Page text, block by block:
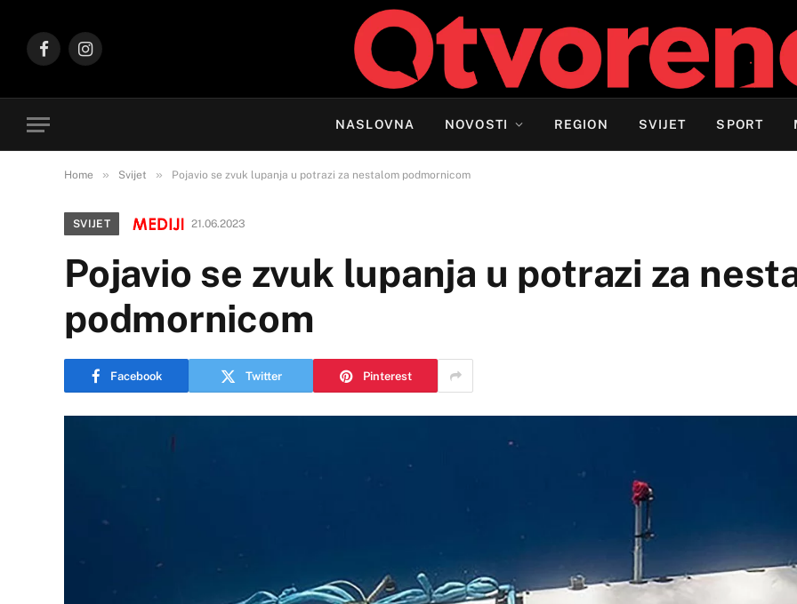
FacebookInstagram
NASLOVNA NOVOSTI REGION SVIJET SPORT
Home » Svijet » Pojavio se zvuk lupanja u potrazi za nestalom podmornicom
SVIJET 21.06.2023
Pojavio se zvuk lupanja u potrazi za
podmornicom
Facebook Twitter Pinterest